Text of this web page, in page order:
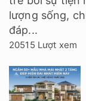
lượng sống,
đáp...
20515 Lượt xem